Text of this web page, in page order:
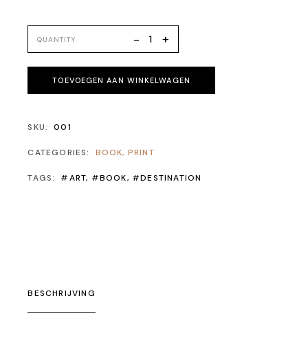
QUANTITY - +
TOEVOEGEN AAN WINKELWAGEN
SKU: 001
CATEGORIES: BOOK, PRINT
TAGS: #ART, #BOOK, #DESTINATION
BESCHRIJVING